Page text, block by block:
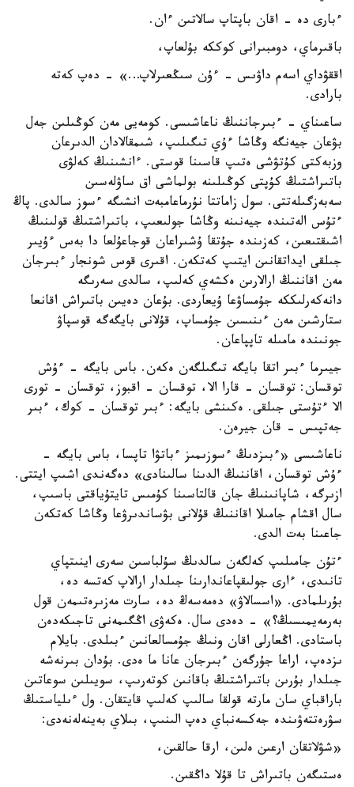
ءبارى دە - اقان باپتاپ سالاتىن ءان.
باقىرماي، دومبىرانى كوككە بۇلعاپ،
اققۋداي اسەم داۋىس - ءۇن سىڭعىرلاپ…» - دەپ كەتە
بارادى.
ساعىناي - ءبىرجاننىڭ ناعاشىسى. كومەيى مەن كوڭىلىن جەل
بۋعان جيەنگە وڭاشا ءۇي تىگىلىپ، شىمقالادان الدىرعان
وزبەكتى كۇتۋشى ەتىپ قاسىنا قوستى. ءانشىنىڭ كەلۋى
باتىراشتىڭ كۇپتى كوڭىلىنە بولماشى اق ساۋلەسىن
سەبەزگىلەتتى. سول زاماتتا نۇرماعامبەت انشىگە ءسوز سالدى. پاڭ
ءتۇس الەتىندە جيەنىنە وڭاشا جولىعىپ، باتىراشتىڭ قولىنىڭ
اشىقتىعىن، كەزىندە جۇتقا ۇشىراعان قوجاعۇلعا دا بەس ءۇيىر
جىلقى ايداتقانىن ايتىپ كەتكەن. اقىرى قوس شونجار ءبىرجان
مەن اقاننىڭ ارالارىن ەكشەي كەلىپ، سالدى سەرىگە
دانەكەرلىككە جۇمساۋعا ۇيعاردى. بۇعان دەيىن باتىراش اقانعا
ستارشىن مەن ءىنىسىن جۇمساپ، قۇلانى بايگەگە قوسپاۋ
جونىندە مامىلە تاپپاعان.
جيىرما ءبىر اتقا بايگە تىگىلگەن ەكەن. باس بايگە - ءۇش
توقسان: توقسان - قارا الا، توقسان - اقبوز، توقسان - تورى
الا ءتۇستى جىلقى. ەكىنشى بايگە: ءبىر توقسان - كوك، ءبىر
جەتپىس - قان جيرەن.
ناعاشىسى «ءبىزدىڭ ءسوزىمىز ءباتۋا تاپسا، باس بايگە -
ءۇش توقسان، اقاننىڭ الدىنا سالىنادى» دەگەندى اشىپ ايتتى.
ازىرگە، شاپانىنىڭ جان قالتاسىنا كۇمىس تايتۇياقتى باسىپ،
سال اقشام جامىلا اقاننىڭ قۇلانى بۋساندىرۋعا وڭاشا كەتكەن
جاعىنا بەت الدى.
ءتۇن جامىلىپ كەلگەن سالدىڭ سۇلباسىن سەرى اينىتپاي
تانىدى، ءارى جولىقپاعاندارىنا جىلدار ارالاپ كەتسە دە،
بۇرىلمادى. «اسسالاۋ» دەمەسەڭ دە، سارت مەزىرەتىمەن قول
بەرمەيمىسىڭ؟» - دەدى سال. ەكەۋى اڭگىمەنى تاجىكەدەن
باستادى. اڭعارلى اقان ونىڭ جۇمسالعانىن ءبىلدى. بايلام
ىزدەپ، اراعا جۇرگەن ءبىرجان عانا ما ەدى. بۇدان بىرنەشە
جىلدار بۇرىن باتىراشتىڭ باقانىن كوتەرىپ، سويىلىن سوعاتىن
باراقباي سان مارتە قولقا سالىپ كەلىپ قايتقان. ول ءىلياستىڭ
سۋرەتتەۋىندە جەكسەنباي دەپ الىنىپ، بىلاي بەينەلەنەدى:
«شۋلاتقان ارعىن ەلىن، ارقا حالقىن،
ەستىگەن باتىراش تا قۇلا داڭقىن.